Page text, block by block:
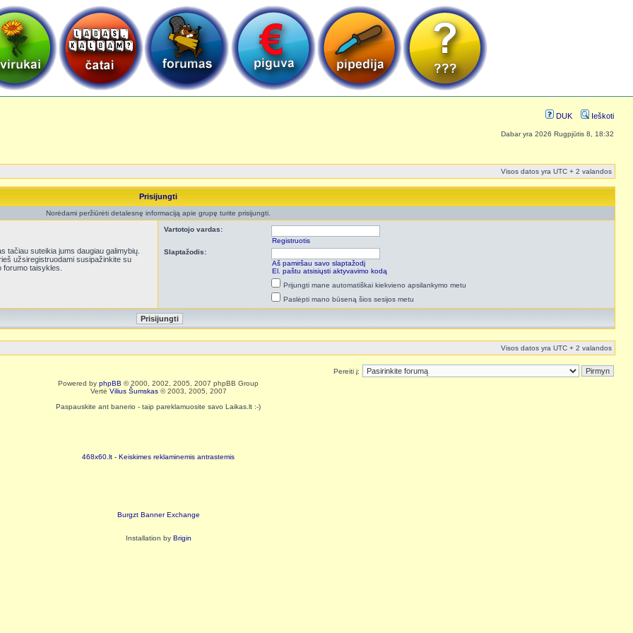
DUK Ieškoti
Dabar yra 2026 Rugpjūtis 8, 18:32
Visos datos yra UTC + 2 valandos
Prisijungti
Norėdami peržiūrėti detalesnę informaciją apie grupę turite prisijungti.
tačiau suteikia jums daugiau galimybių.
užsiregistruodami susipažinkite su
taisykles.
Vartotojo vardas:
Registruotis
Slaptažodis:
Aš pamiršau savo slaptažodį
El. paštu atsisiųsti aktyvavimo kodą
Prijungti mane automatiškai kiekvieno apsilankymo metu
Paslėpti mano būseną šios sesijos metu
Visos datos yra UTC + 2 valandos
Pereiti į:
Powered by phpBB © 2000, 2002, 2005, 2007 phpBB Group
Vertė Vilius Šumskas© 2003, 2005, 2007
Paspauskite ant banerio - taip pareklamuosite savo Laikas.lt :-)
468x60.lt - Keiskimes reklaminemis antrastemis
Burgzt Banner Exchange
Installation by Brigin